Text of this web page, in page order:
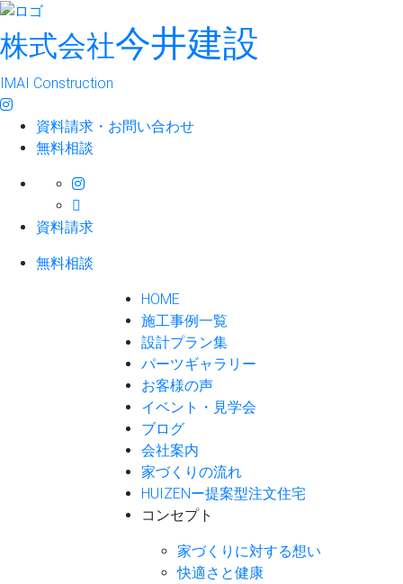
株式会社今井建設
IMAI Construction
資料請求・お問い合わせ
無料相談
資料請求
無料相談
HOME
施工事例一覧
設計プラン集
パーツギャラリー
お客様の声
イベント・見学会
ブログ
会社案内
家づくりの流れ
HUIZENー提案型注文住宅
コンセプト
家づくりに対する想い
快適さと健康